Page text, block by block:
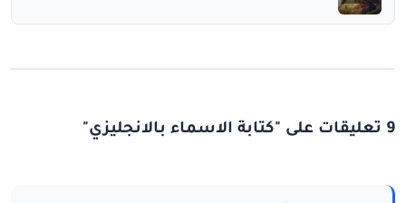
9 تعليقات على "كتابة الاسماء بالانجليزي"